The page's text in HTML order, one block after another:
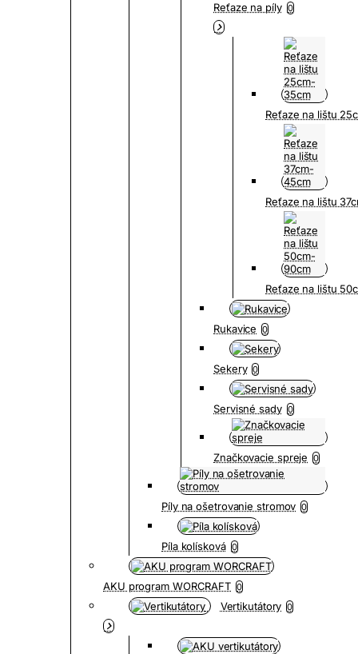
Reťaze na píly 0
Reťaze na lištu
Reťaze na lištu
Reťaze na lištu
Rukavice 0
Sekery 0
Servisné sady 0
Značkovacie spreje 0
Píly na ošetrovanie stromov 0
Píla kolísková 0
AKU program WORCRAFT 0
Vertikutátory 0